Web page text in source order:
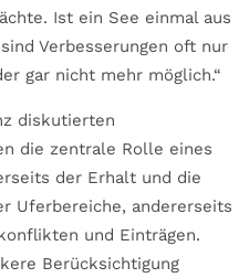
Ist ein See einmal aus
Verbesserungen oft nur
gar nicht mehr möglich.“
diskutierten
die zentrale Rolle eines
der Erhalt und die
Uferbereiche, andererseits
und Einträgen.
Berücksichtigung